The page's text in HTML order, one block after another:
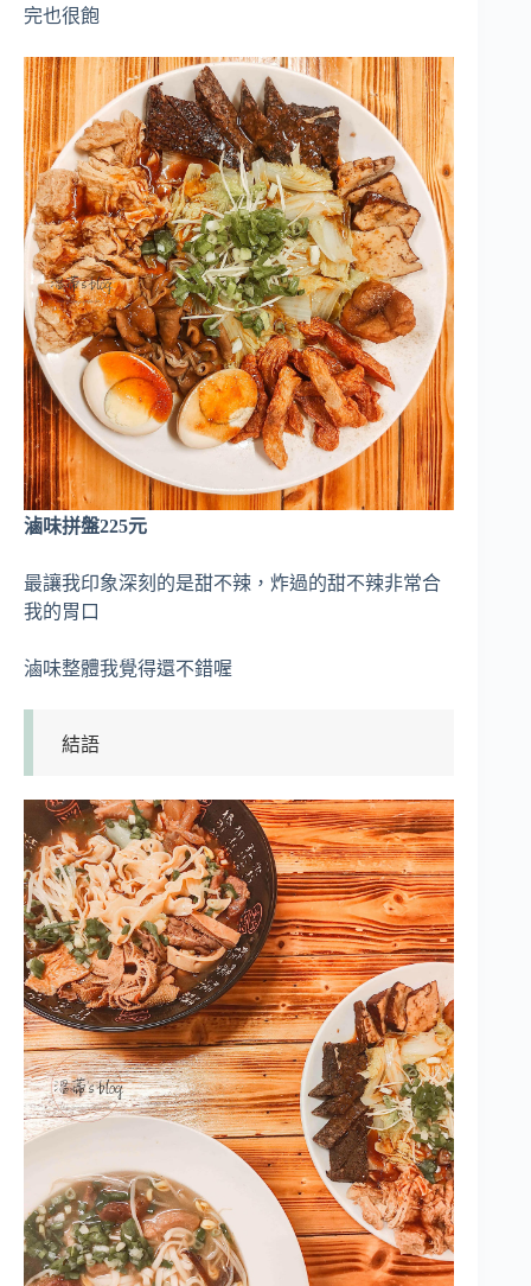
完也很飽
滷味拼盤225元
最讓我印象深刻的是甜不辣，炸過的甜不辣非常合
我的胃口
滷味整體我覺得還不錯喔
結語